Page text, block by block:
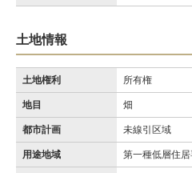
土地情報
土地権利 所有権
地目 畑
都市計画 未線引区域
用途地域 第一種低層住